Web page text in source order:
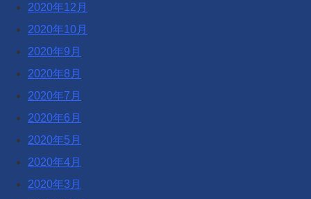
2020年12月
2020年10月
2020年9月
2020年8月
2020年7月
2020年6月
2020年5月
2020年4月
2020年3月